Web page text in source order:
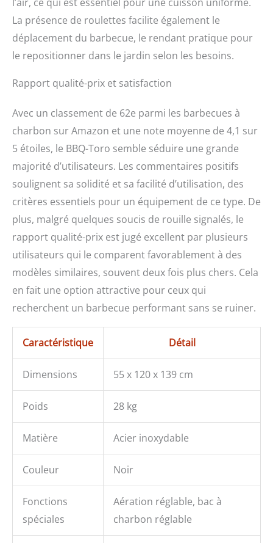
préparations de
barbecue, et les quatre
crochets vous permettent
de ranger des outils de
barbecue, des serviettes
portée de main. Matériau
chaud sont fabriquées à
base d’acier. Avec son
poids de 22,3 kg, le
chariot de barbecue au
charbon de bois est
particulièrement robuste
et stable. De plus, les
roues fournies avec le
chariot de barbecue
permettent de le
transporter facilement.
La présence de roulettes facilite également le
déplacement du barbecue, le rendant pratique pour
le repositionner dans le jardin selon les besoins.
Rapport qualité-prix et satisfaction
Avec un classement de 62e parmi les barbecues à
charbon sur Amazon et une note moyenne de 4,1 sur
5 étoiles, le BBQ-Toro semble séduire une grande
majorité d’utilisateurs. Les commentaires positifs
soulignent sa solidité et sa facilité d’utilisation, des
critères essentiels pour un équipement de ce type. De
plus, malgré quelques soucis de rouille signalés, le
rapport qualité-prix est jugé excellent par plusieurs
utilisateurs qui le comparent favorablement à des
modèles similaires, souvent deux fois plus chers. Cela
en fait une option attractive pour ceux qui
recherchent un barbecue performant sans se ruiner.
Caractéristique Détail
Dimensions 55 x 120 x 139 cm
Poids 28 kg
Matière Acier inoxydable
Couleur Noir
Fonctions
spéciales
Aération réglable, bac à
charbon réglable